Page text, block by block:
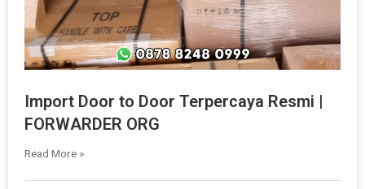
Import Door to Door Terpercaya Resmi |
FORWARDER ORG
Read More »